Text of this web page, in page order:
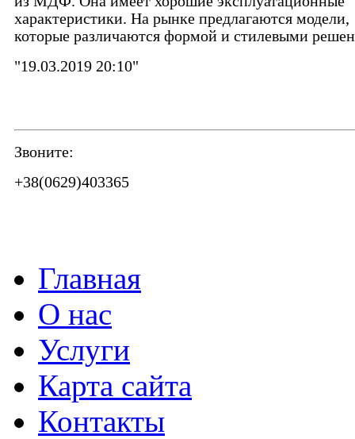
характеристики. На рынке предлагаются модели,
которые различаются формой и стилевыми
"19.03.2019 20:10"
Звоните:
+38(0629)403365
Главная
О нас
Услуги
Карта сайта
Контакты